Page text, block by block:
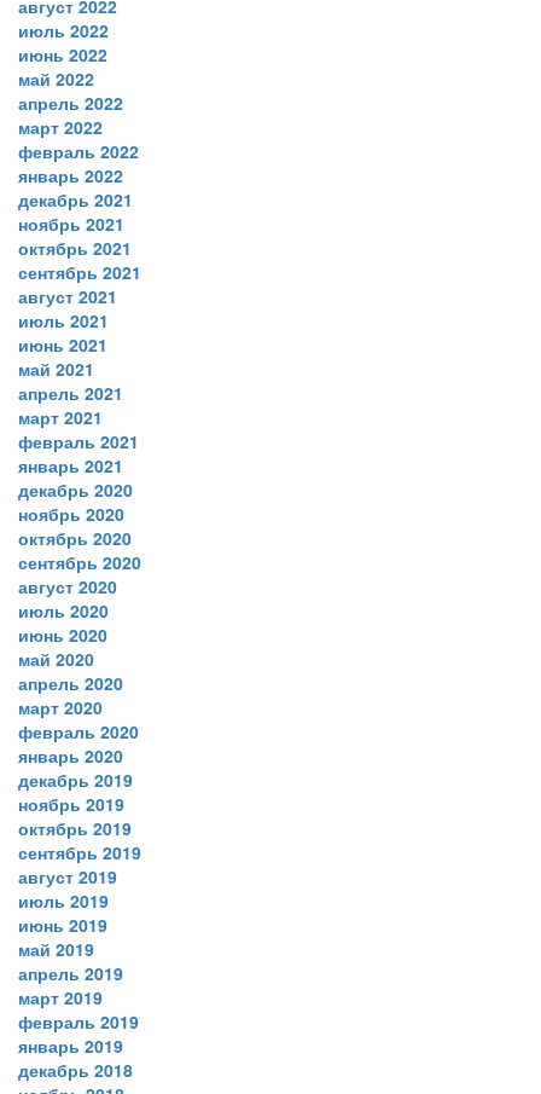
август 2022
июль 2022
июнь 2022
май 2022
апрель 2022
март 2022
февраль 2022
январь 2022
декабрь 2021
ноябрь 2021
октябрь 2021
сентябрь 2021
август 2021
июль 2021
июнь 2021
май 2021
апрель 2021
март 2021
февраль 2021
январь 2021
декабрь 2020
ноябрь 2020
октябрь 2020
сентябрь 2020
август 2020
июль 2020
июнь 2020
май 2020
апрель 2020
март 2020
февраль 2020
январь 2020
декабрь 2019
ноябрь 2019
октябрь 2019
сентябрь 2019
август 2019
июль 2019
июнь 2019
май 2019
апрель 2019
март 2019
февраль 2019
январь 2019
декабрь 2018